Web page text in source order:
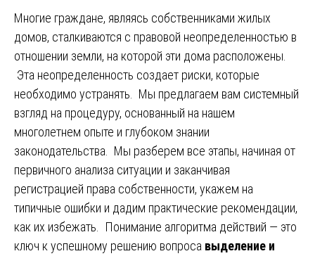
Многие граждане, являясь собственниками жилых
домов, сталкиваются с правовой неопределенностью в
отношении земли, на которой эти дома расположены.
Эта неопределенность создает риски, которые
необходимо устранять. Мы предлагаем вам системный
взгляд на процедуру, основанный на нашем
многолетнем опыте и глубоком знании
законодательства. Мы разберем все этапы, начиная от
первичного анализа ситуации и заканчивая
регистрацией права собственности, укажем на
типичные ошибки и дадим практические рекомендации,
как их избежать. Понимание алгоритма действий — это
ключ к успешному решению вопроса выделение и